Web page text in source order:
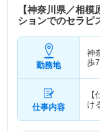
【神奈川県／相
ションでのセラピ
勤務地
神
歩
仕事内容
【
け